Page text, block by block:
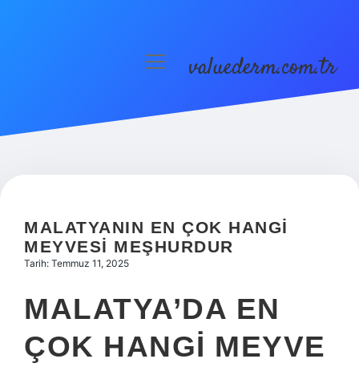
menüyüvaluederm.com.tr
MALATYANIN EN ÇOK HANGI
MEYVESI MEŞHURDUR
Tarih: Temmuz 11, 2025
MALATYA’DA EN
ÇOK HANGI MEYVE